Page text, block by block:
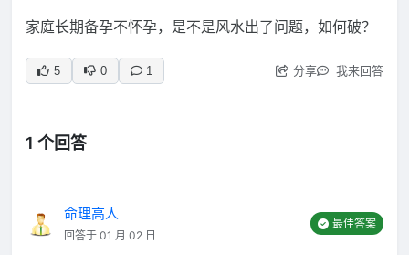
家庭长期备孕不怀孕，是不是风水出了问题，如何破？
5 0 1 分享 我来回答
1 个回答
命理高人
回答于 01 月 02 日
最佳答案